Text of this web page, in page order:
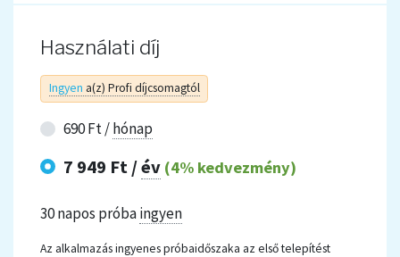
Használati díj
Ingyen a(z) Profi díjcsomagtól
690 Ft /hónap
7 949 Ft /év(4% kedvezmény)
30 napos próbaingyen
Az alkalmazás ingyenes próbaidőszaka az első telepítést